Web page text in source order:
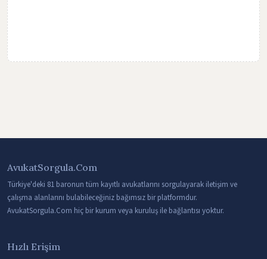
AvukatSorgula.Com
Türkiye'deki 81 baronun tüm kayıtlı avukatlarını sorgulayarak iletişim ve
çalışma alanlarını bulabileceğiniz bağımsız bir platformdur.
AvukatSorgula.Com hiç bir kurum veya kuruluş ile bağlantısı yoktur.
Hızlı Erişim